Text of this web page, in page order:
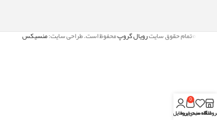
©تمام حقوق سایترویال گروپمحفوظ است. طراحی سایت:منسیکس
علاقه مندی
0
سبد خریدپروفایل